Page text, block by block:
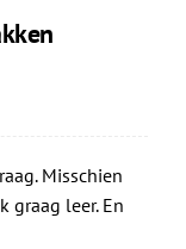
Misschien
graag leer. En